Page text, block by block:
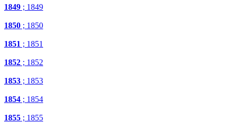
1849 ; 1849
1850 ; 1850
1851 ; 1851
1852 ; 1852
1853 ; 1853
1854 ; 1854
1855 ; 1855